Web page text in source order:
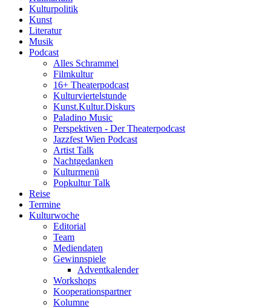
Kulturpolitik
Kunst
Literatur
Musik
Podcast
Alles Schrammel
Filmkultur
16+ Theaterpodcast
Kulturviertelstunde
Kunst.Kultur.Diskurs
Paladino Music
Perspektiven - Der Theaterpodcast
Jazzfest Wien Podcast
Artist Talk
Nachtgedanken
Kulturmenü
Popkultur Talk
Reise
Termine
Kulturwoche
Editorial
Team
Mediendaten
Gewinnspiele
Adventkalender
Workshops
Kooperationspartner
Kolumne